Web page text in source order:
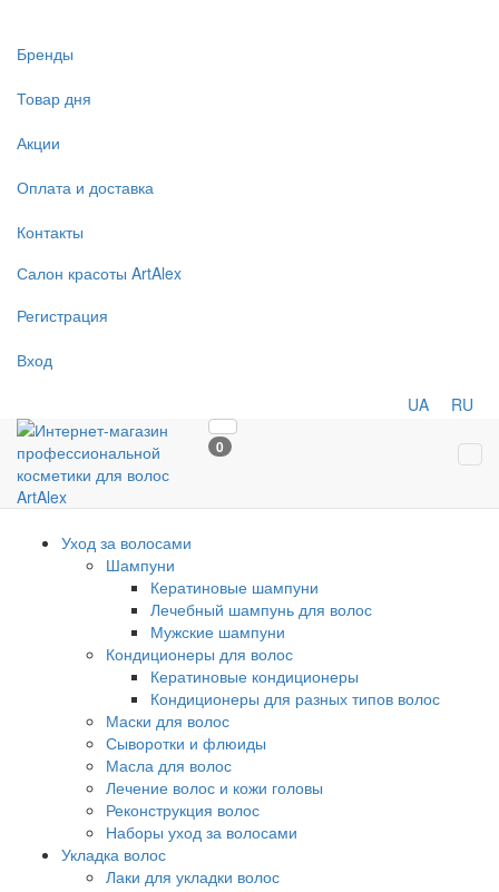
Бренды
Товар дня
Акции
Оплата и доставка
Контакты
Салон красоты ArtAlex
Регистрация
Вход
UA RU
0
Уход за волосами
Шампуни
Кератиновые шампуни
Лечебный шампунь для волос
Мужские шампуни
Кондиционеры для волос
Кератиновые кондиционеры
Кондиционеры для разных типов волос
Маски для волос
Сыворотки и флюиды
Масла для волос
Лечение волос и кожи головы
Реконструкция волос
Наборы уход за волосами
Укладка волос
Лаки для укладки волос